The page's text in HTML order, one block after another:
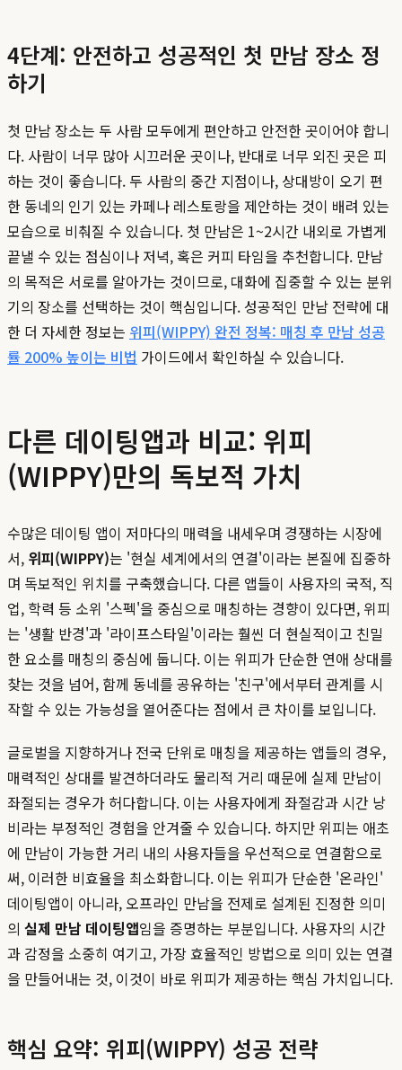
4단계: 안전하고 성공적인 첫 만남 장소 정
하기
첫 만남 장소는 두 사람 모두에게 편안하고 안전한 곳이어야 합니
다. 사람이 너무 많아 시끄러운 곳이나, 반대로 너무 외진 곳은 피
하는 것이 좋습니다. 두 사람의 중간 지점이나, 상대방이 오기 편
한 동네의 인기 있는 카페나 레스토랑을 제안하는 것이 배려 있는
모습으로 비춰질 수 있습니다. 첫 만남은 1~2시간 내외로 가볍게
끝낼 수 있는 점심이나 저녁, 혹은 커피 타임을 추천합니다. 만남
의 목적은 서로를 알아가는 것이므로, 대화에 집중할 수 있는 분위
기의 장소를 선택하는 것이 핵심입니다. 성공적인 만남 전략에 대
한 더 자세한 정보는 위피(WIPPY) 완전 정복: 매칭 후 만남 성공
률 200% 높이는 비법 가이드에서 확인하실 수 있습니다.
다른 데이팅앱과 비교: 위피
(WIPPY)만의 독보적 가치
수많은 데이팅 앱이 저마다의 매력을 내세우며 경쟁하는 시장에
서, 위피(WIPPY)는 '현실 세계에서의 연결'이라는 본질에 집중하
며 독보적인 위치를 구축했습니다. 다른 앱들이 사용자의 국적, 직
업, 학력 등 소위 '스펙'을 중심으로 매칭하는 경향이 있다면, 위피
는 '생활 반경'과 '라이프스타일'이라는 훨씬 더 현실적이고 친밀
한 요소를 매칭의 중심에 둡니다. 이는 위피가 단순한 연애 상대를
찾는 것을 넘어, 함께 동네를 공유하는 '친구'에서부터 관계를 시
작할 수 있는 가능성을 열어준다는 점에서 큰 차이를 보입니다.
글로벌을 지향하거나 전국 단위로 매칭을 제공하는 앱들의 경우,
매력적인 상대를 발견하더라도 물리적 거리 때문에 실제 만남이
좌절되는 경우가 허다합니다. 이는 사용자에게 좌절감과 시간 낭
비라는 부정적인 경험을 안겨줄 수 있습니다. 하지만 위피는 애초
에 만남이 가능한 거리 내의 사용자들을 우선적으로 연결함으로
써, 이러한 비효율을 최소화합니다. 이는 위피가 단순한 '온라인'
데이팅앱이 아니라, 오프라인 만남을 전제로 설계된 진정한 의미
의 실제 만남 데이팅앱임을 증명하는 부분입니다. 사용자의 시간
과 감정을 소중히 여기고, 가장 효율적인 방법으로 의미 있는 연결
을 만들어내는 것, 이것이 바로 위피가 제공하는 핵심 가치입니다.
핵심 요약: 위피(WIPPY) 성공 전략